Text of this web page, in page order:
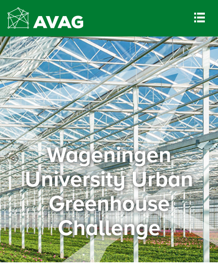
Wageningen
University Urban
Greenhouse
Challenge